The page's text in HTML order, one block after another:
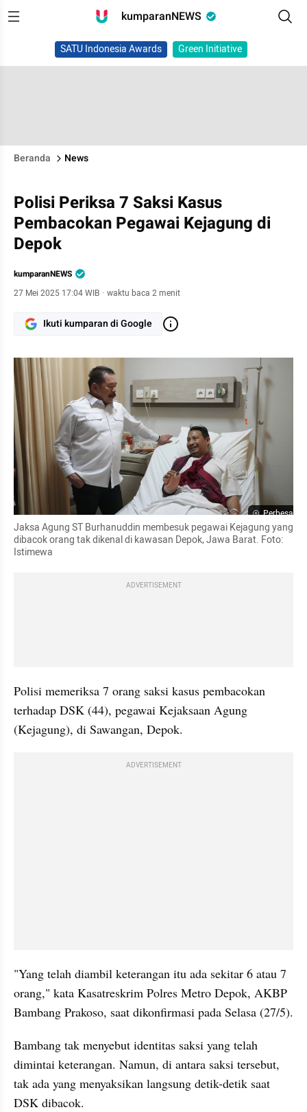
kumparanNEWS
SATU Indonesia Awards Green Initiative
Beranda News
Polisi Periksa 7 Saksi Kasus
Pembacokan Pegawai Kejagung di
Depok
kumparanNEWS
27 Mei 2025 17:04 WIB · waktu baca 2 menit
Ikuti kumparan di Google
Perbesar
Jaksa Agung ST Burhanuddin membesuk pegawai Kejagung yang
dibacok orang tak dikenal di kawasan Depok, Jawa Barat. Foto:
Istimewa
ADVERTISEMENT
Polisi memeriksa 7 orang saksi kasus pembacokan
terhadap DSK (44), pegawai Kejaksaan Agung
(Kejagung), di Sawangan, Depok.
ADVERTISEMENT
"Yang telah diambil keterangan itu ada sekitar 6 atau 7
orang," kata Kasatreskrim Polres Metro Depok, AKBP
Bambang Prakoso, saat dikonfirmasi pada Selasa (27/5).
Bambang tak menyebut identitas saksi yang telah
dimintai keterangan. Namun, di antara saksi tersebut,
tak ada yang menyaksikan langsung detik-detik saat
DSK dibacok.